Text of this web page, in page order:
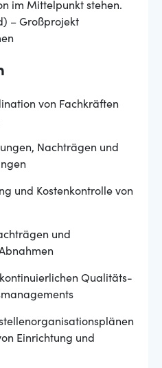
im Mittelpunkt stehen.
– Großprojekt
von Fachkräften
Nachträgen und
und Kostenkontrolle von
und
Qualitäts-
Einrichtung und